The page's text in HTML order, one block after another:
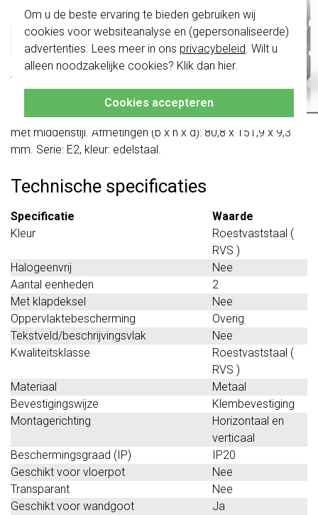
Om u de beste ervaring te bieden gebruiken wij
cookies voor websiteanalyse en (gepersonaliseerde)
advertenties. Lees meer in ons privacybeleid. Wilt u
alleen noodzakelijke cookies? Klik dan hier.
Cookies accepteren
Gira 100233 Datablad
Tweevoudig afdekraam zonder middenstijl, speciale
uitvoering. Niet geschikt om twee losse componenten in te
plaatsen, gebruik daarvoor een regulier 2-voudig afdekraam
met middenstijl. Afmetingen (b x h x d): 80,8 x 151,9 x 9,3
mm. Serie: E2, kleur: edelstaal.
Technische specificaties
Specificatie
Waarde
Kleur
Roestvaststaal (
RVS )
Halogeenvrij
Nee
Aantal eenheden
2
Met klapdeksel
Nee
Oppervlaktebescherming
Overig
Tekstveld/beschrijvingsvlak
Nee
Kwaliteitsklasse
Roestvaststaal (
RVS )
Materiaal
Metaal
Bevestigingswijze
Klembevestiging
Montagerichting
Horizontaal en
verticaal
Beschermingsgraad (IP)
IP20
Geschikt voor vloerpot
Nee
Transparant
Nee
Geschikt voor wandgoot
Ja
schakelwippen zijn vernieuwd. Ze zijn
niette combineren met de schakelaars
van vóór augustus 2024.
Klik hiervoor meer informatie, zodat je